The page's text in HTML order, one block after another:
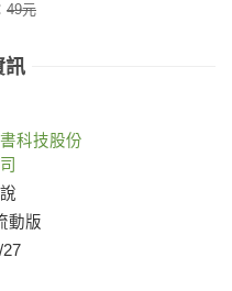
49元
訊
科技股份
動版
27